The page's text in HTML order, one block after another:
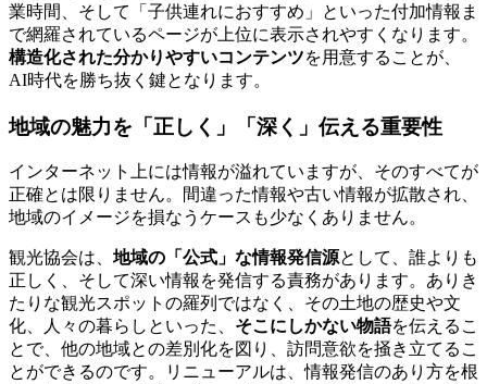
業時間、そして「子供連れにおすすめ」といった付加情報ま
で網羅されているページが上位に表示されやすくなります。
構造化された分かりやすいコンテンツを用意することが、
AI時代を勝ち抜く鍵となります。
地域の魅力を「正しく」「深く」伝える重要性
インターネット上には情報が溢れていますが、そのすべてが
正確とは限りません。間違った情報や古い情報が拡散され、
地域のイメージを損なうケースも少なくありません。
観光協会は、 地域の「公式」な情報発信源として、誰よりも
正しく、そして深い情報を発信する責務があります。ありき
たりな観光スポットの羅列ではなく、その土地の歴史や文
化、人々の暮らしといった、 そこにしかない物語を伝えるこ
とで、他の地域との差別化を図り、訪問意欲を掻き立てるこ
とができるのです。リニューアルは、情報発信のあり方を根